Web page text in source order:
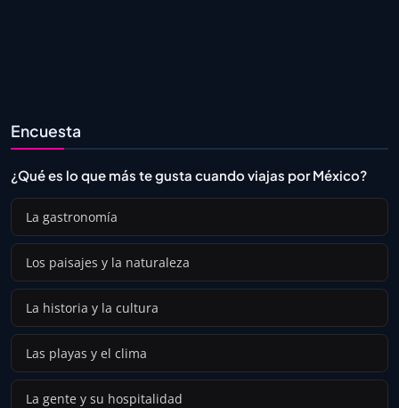
Encuesta
¿Qué es lo que más te gusta cuando viajas por México?
La gastronomía
Los paisajes y la naturaleza
La historia y la cultura
Las playas y el clima
La gente y su hospitalidad